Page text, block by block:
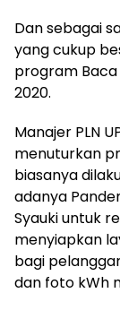
Dan sebagai
yang cukup
program Baca
2020.
Manajer PLN
menuturkan
biasanya
adanya
Syauki untuk
menyiapkan
bagi
dan foto kWh